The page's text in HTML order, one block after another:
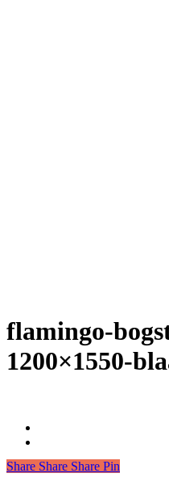
flamingo-
1200×1550-
Share
Share Share Share Pin